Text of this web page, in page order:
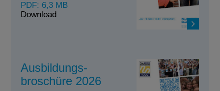
PDF: 6,3 MB
Download
Ausbildungs-
broschüre 2026